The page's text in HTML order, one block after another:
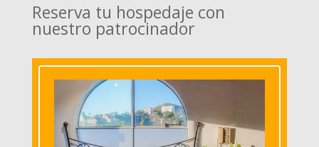
Reserva tu hospedaje con
nuestro patrocinador